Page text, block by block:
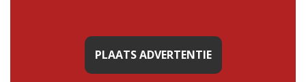
PLAATS ADVERTENTIE